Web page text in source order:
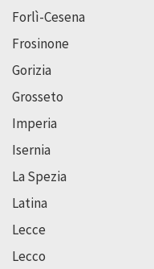
Forlì-Cesena
Frosinone
Gorizia
Grosseto
Imperia
Isernia
La Spezia
Latina
Lecce
Lecco